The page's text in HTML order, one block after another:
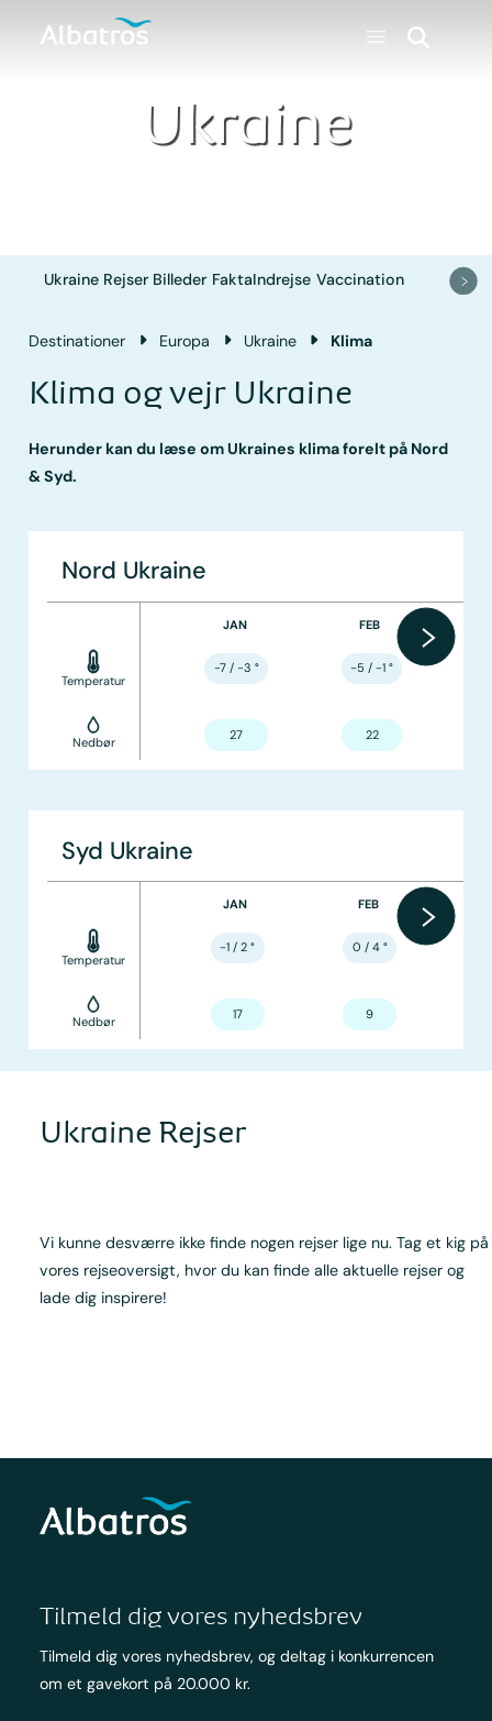
Ukraine
Ukraine Rejser Billeder FaktaIndrejse Vaccination
Destinationer Europa Ukraine Klima
Klima og vejr Ukraine
Herunder kan du læse om Ukraines klima forelt på Nord
& Syd.
Nord Ukraine
Temperatur
Nedbør
JAN
-7 / -3 °
27
FEB
-5 / -1 °
22
Syd Ukraine
Temperatur
Nedbør
JAN
-1 / 2 °
17
FEB
0 / 4°
9
Ukraine Rejser
Vi kunne desværre ikke finde nogen rejser lige nu. Tag et kig på
vores rejseoversigt, hvor du kan finde alle aktuelle rejser og
lade dig inspirere!
Tilmeld dig vores nyhedsbrev
Tilmeld dig vores nyhedsbrev, og deltag i konkurrencen
om et gavekort på 20.000 kr.